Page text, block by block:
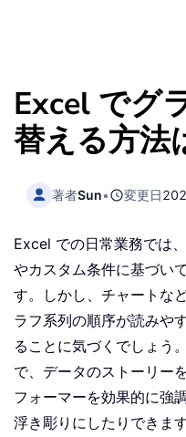
Excel でグ
替える方法
著者Sun• 変更日
Excel での日常業務では
やカスタム条件に基づい
す。しかし、チャートな
ラフ系列の順序が読みや
ることに気づくでしょう
で、データのストーリー
フォーマーを効果的に強
浮き彫りにしたりできま